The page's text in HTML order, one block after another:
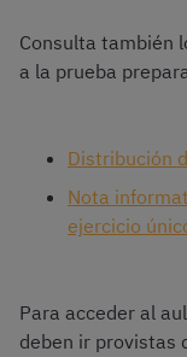
Consulta también
a la prueba
Distribución
Nota
ejercicio
Para acceder al
deben ir provistas